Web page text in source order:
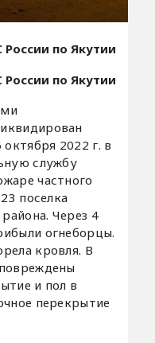
по Якутии
по Якутии
2022 г. в
службу
частного
поселка
Через 4
огнеборцы.
кровля. В
и пол в
перекрытие